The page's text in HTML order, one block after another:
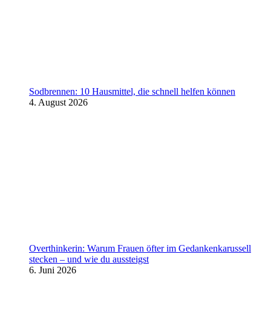
Sodbrennen: 10 Hausmittel, die schnell helfen können
4. August 2026
Overthinkerin: Warum Frauen öfter im Gedankenkarussell
stecken – und wie du aussteigst
6. Juni 2026